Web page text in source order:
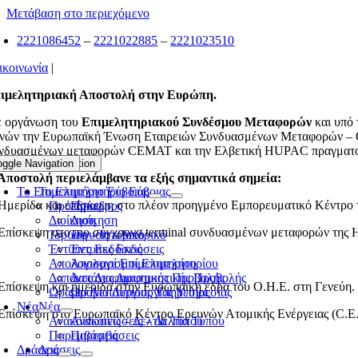
Μετάβαση στο περιεχόμενο
2221086452 – 2221022885 – 2221023510
|
Toggle Navigation
Το Επιμελητήριο Εύβοιας
Πρόεδρος
Διοίκηση
Ίδρυση – Ιστορικό
Έντυπες Εκδόσεις
Απολογισμοί Επιμελητηρίου
Δαπάνες Διαφημιστικής Προβολής
Ωράριο Λειτουργίας Υπηρεσίας
Νέα
Ανακοινώσεις – Δελτία Τύπου
Παρεμβάσεις
Δράσεις
Navigation
Το Επιμελητήριο Εύβοιας
Πρόεδρος
Διοίκηση
Ίδρυση – Ιστορικό
Έντυπες Εκδόσεις
Απολογισμοί Επιμελητηρίου
Δαπάνες Διαφημιστικής Προβολής
Ωράριο Λειτουργίας Υπηρεσίας
Νέα
Ανακοινώσεις – Δελτία Τύπου
Παρεμβάσεις
Δράσεις
Αποστολή στην Ευρώπη.
οργάνωση τουΕπιμελητηριακού Συνδέσμου Μεταφορών και υπό
την Ευρωπαϊκή Ένωση Εταιρειών Συνδυασμένων Μεταφορών –
μεταφορών CEMAT και την Ελβετική HUPAC
περιελάμβανε τα εξής σημαντικά σημεία:
και επίσκεψη στο πλέον προηγμένο Εμπορευματικό
στο πιο σύγχρονο terminal συνδυασμένων μεταφορών
και ημερίδα στην Ευρωπαϊκή έδρα του Ο.Η.Ε. στη Γενεύη.
στο Ευρωπαϊκό Κέντρο Ερευνών Ατομικής Ενέργειας